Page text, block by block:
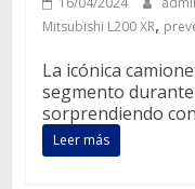
Mitsubishi L200 XR,
La icónica
segmento
sorprendiendo
Leer más